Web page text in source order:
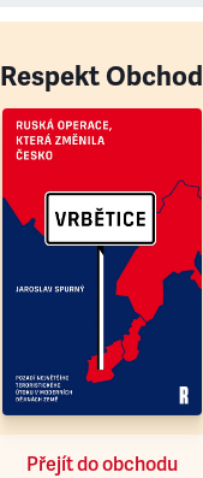
Respekt Obchod
Přejít do obchodu